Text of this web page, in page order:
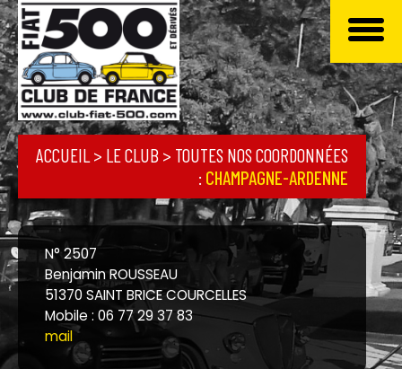
ACCUEIL > LE CLUB > TOUTES NOS COORDONNÉES
: CHAMPAGNE-ARDENNE
N° 2507
Benjamin ROUSSEAU
51370 SAINT BRICE COURCELLES
Mobile : 06 77 29 37 83
mail